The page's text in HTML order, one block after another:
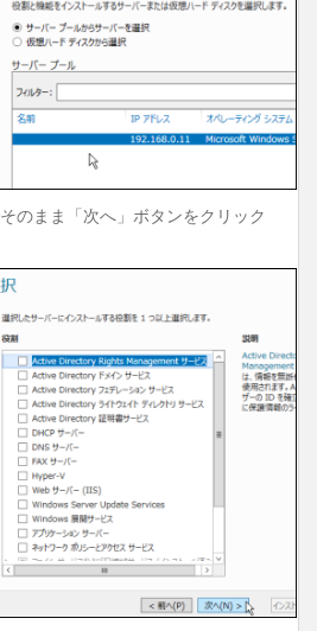
のまま「次へ」ボタンをクリック